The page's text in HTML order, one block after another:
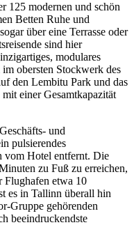
125 modernen und schön
Betten Ruhe und
über eine Terrasse oder
sind hier
modulares
obersten Stockwerk des
den Lembitu Park und das
einer Gesamtkapazität
und
pulsierendes
vom Hotel entfernt. Die
zu Fuß zu erreichen,
Flughafen etwa 10
es in Tallinn überall hin
Gruppe gehörenden
beeindruckendste